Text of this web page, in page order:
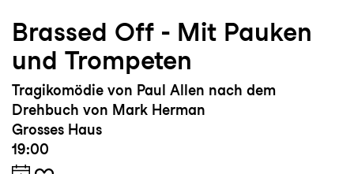
Brassed Off - Mit Pauken
und Trompeten
Tragikomödie von Paul Allen nach dem
Drehbuch von Mark Herman
Grosses Haus
19:00